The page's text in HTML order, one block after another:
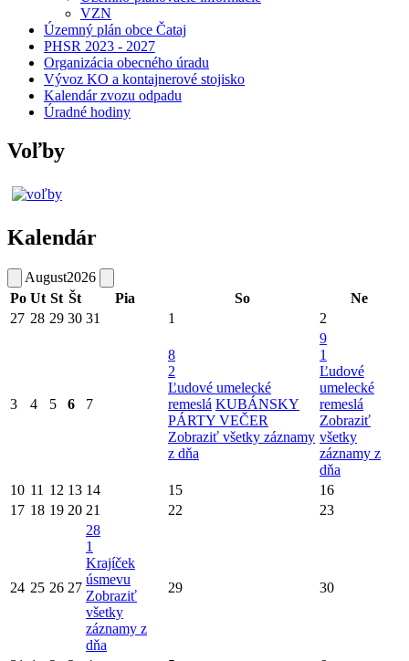
VZN
Územný plán obce Čataj
PHSR 2023 - 2027
Organizácia obecného úradu
Vývoz KO a kontajnerové stojisko
Kalendár zvozu odpadu
Úradné hodiny
Voľby
Kalendár
August2026
Po Ut St Št Pia So
Ne
27 28 29 30 31 1 2
3 4 5 6 7
8
2
Ľudové umelecké
remeslá KUBÁNSKY
PÁRTY VEČER
Zobraziť všetky záznamy
z dňa
9
1
Ľudové
umelecké
remeslá
Zobraziť
všetky
záznamy z
dňa
10 11 12 13 14 15
16
17 18 19 20 21 22 23
24 25 26 27
28
1
Krajíček
úsmevu
Zobraziť
všetky
záznamy z
dňa
29 30